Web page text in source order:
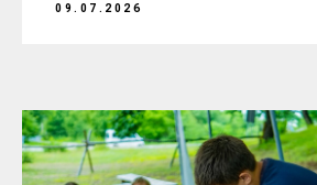
09.07.2026